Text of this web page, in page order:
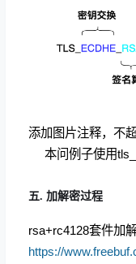
添加图片注释，不
本问例子使用
五. 加解密过程
rsa+rc4128套件加
https://